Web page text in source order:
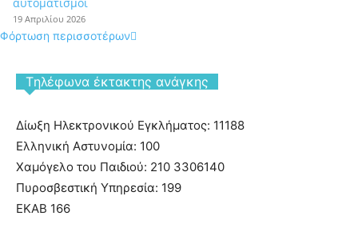
19 Απριλίου 2026
Φόρτωση περισσοτέρων
Tηλέφωνα έκτακτης ανάγκης
Δίωξη Ηλεκτρονικού Εγκλήματος: 11188
Ελληνική Αστυνομία: 100
Χαμόγελο του Παιδιού: 210 3306140
Πυροσβεστική Υπηρεσία: 199
ΕΚΑΒ 166